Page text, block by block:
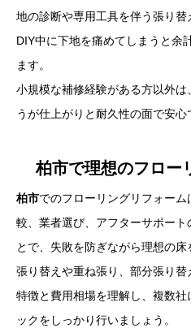
地の診断や専用工具を伴う張り替
DIY中に下地を痛めてしまうと余
ます。
小規模な補修経験がある方以外
うが仕上がりと耐久性の面で安心
柏市で理想のフロー
柏市でのフローリングリフォー
較、業者選び、アフターサポー
とで、失敗を防ぎながら理想の床
張り替えや重ね張り、部分張り
特徴と費用相場を理解し、複数
ックをしっかり行いましょう。